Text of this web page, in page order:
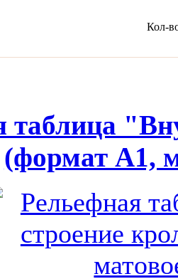
Кол-
таблица
(формат А1,